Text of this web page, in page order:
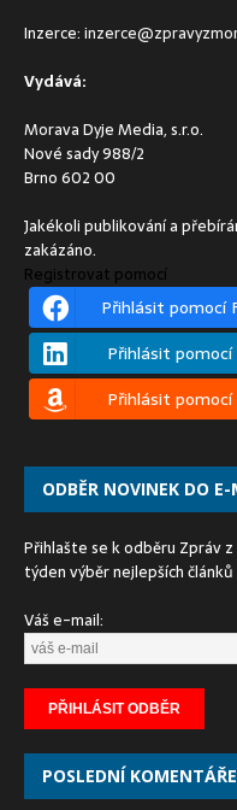
Inzerce:
Vydává:
Morava Dyje Media, s.r.o.
Nové sady 988/2
Brno 602 00
Jakékoli publikování a
zakázáno.
Registrovat pomocí
Přihlásit pomocí
Přihlásit pomocí
Přihlásit pomocí
ODBĚR NOVINEK DO
Přihlašte se k odběru Zpráv
týden výběr nejlepších
Váš e-mail:
POSLEDNÍ KOMENTÁŘE